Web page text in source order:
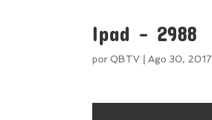
Ipad – 2988
porQBTV |Ago 30, 2017